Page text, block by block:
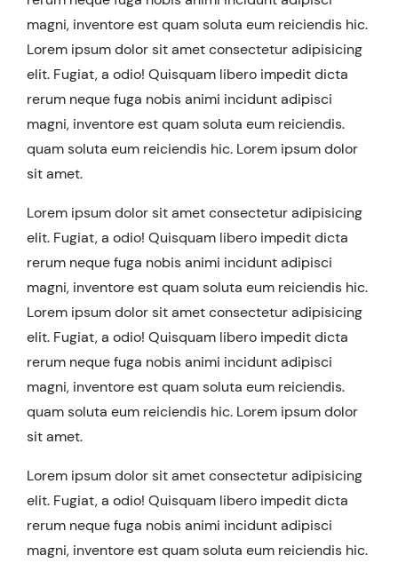
magni, inventore est quam soluta eum reiciendis hic.
Lorem ipsum dolor sit amet consectetur adipisicing
elit. Fugiat, a odio! Quisquam libero impedit dicta
rerum neque fuga nobis animi incidunt adipisci
magni, inventore est quam soluta eum reiciendis.
quam soluta eum reiciendis hic. Lorem ipsum dolor
sit amet.
Lorem ipsum dolor sit amet consectetur adipisicing
elit. Fugiat, a odio! Quisquam libero impedit dicta
rerum neque fuga nobis animi incidunt adipisci
magni, inventore est quam soluta eum reiciendis hic.
Lorem ipsum dolor sit amet consectetur adipisicing
elit. Fugiat, a odio! Quisquam libero impedit dicta
rerum neque fuga nobis animi incidunt adipisci
magni, inventore est quam soluta eum reiciendis.
quam soluta eum reiciendis hic. Lorem ipsum dolor
sit amet.
Lorem ipsum dolor sit amet consectetur adipisicing
elit. Fugiat, a odio! Quisquam libero impedit dicta
rerum neque fuga nobis animi incidunt adipisci
magni, inventore est quam soluta eum reiciendis hic.